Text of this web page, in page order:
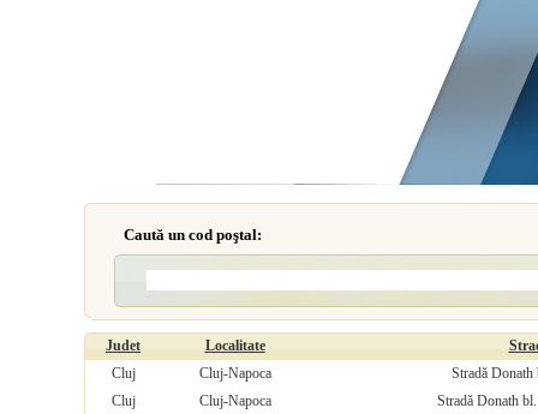
Caută un cod poştal:
Judet Localitate
Cluj
Cluj-Napoca
Stradă
Cluj
Cluj-Napoca
Stradă Donath